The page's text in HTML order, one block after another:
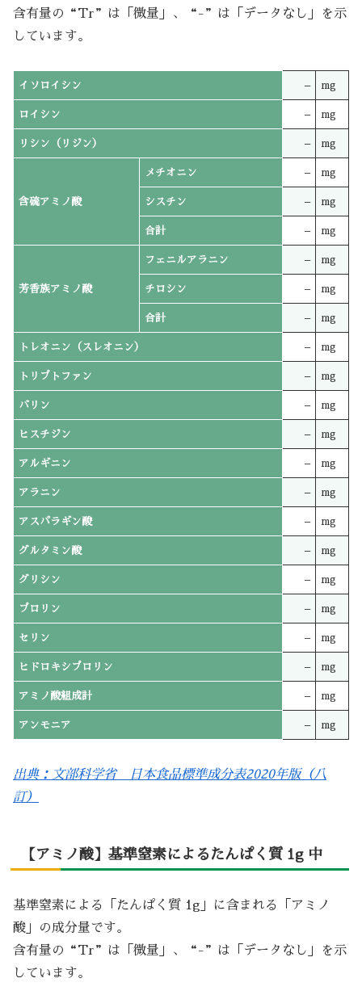
含有量の“Tr”は「微量」、“-”は「データなし」を示
しています。
イソロイシン – mg
ロイシン – mg
リシン（リジン） – mg
含硫アミノ酸
メチオニン – mg
シスチン – mg
合計 – mg
芳香族アミノ酸
フェニルアラニン – mg
チロシン – mg
合計 – mg
トレオニン（スレオニン） – mg
トリプトファン – mg
バリン – mg
ヒスチジン – mg
アルギニン – mg
アラニン – mg
アスパラギン酸 – mg
グルタミン酸 – mg
グリシン – mg
プロリン – mg
セリン – mg
ヒドロキシプロリン – mg
アミノ酸組成計 – mg
アンモニア – mg
出典：文部科学省 日本食品標準成分表2020年版（八
訂）
【アミノ酸】基準窒素によるたんぱく質 1g 中
基準窒素による「たんぱく質 1g」に含まれる「アミノ
酸」の成分量です。
含有量の“Tr”は「微量」、“-”は「データなし」を示
しています。